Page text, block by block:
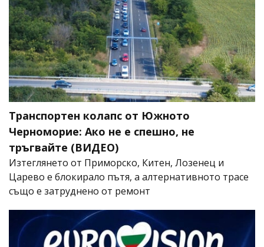
Транспортен колапс от Южното
Черноморие: Ако не е спешно, не
тръгвайте (ВИДЕО)
Изтеглянето от Приморско, Китен, Лозенец и
Царево е блокирало пътя, а алтернативното трасе
също е затруднено от ремонт